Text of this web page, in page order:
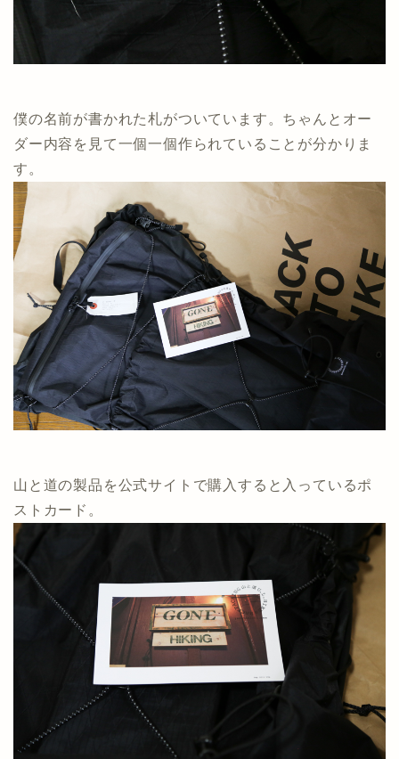
僕の名前が書かれた札がついています。ちゃんとオー
ダー内容を見て一個一個作られていることが分かりま
す。
山と道の製品を公式サイトで購入すると入っているポ
ストカード。